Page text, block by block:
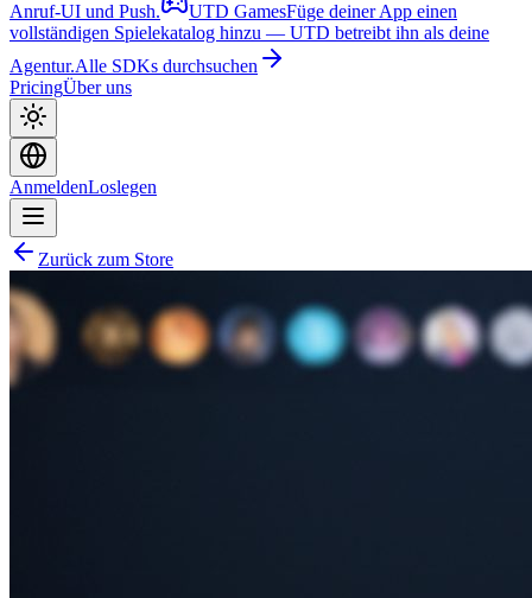
Anruf-UI und Push.
UTD GamesFüge deiner App einen
vollständigen Spielekatalog hinzu — UTD betreibt ihn als deine
Agentur.Alle SDKs durchsuchen
PricingÜber uns
AnmeldenLoslegen
Zurück zum Store